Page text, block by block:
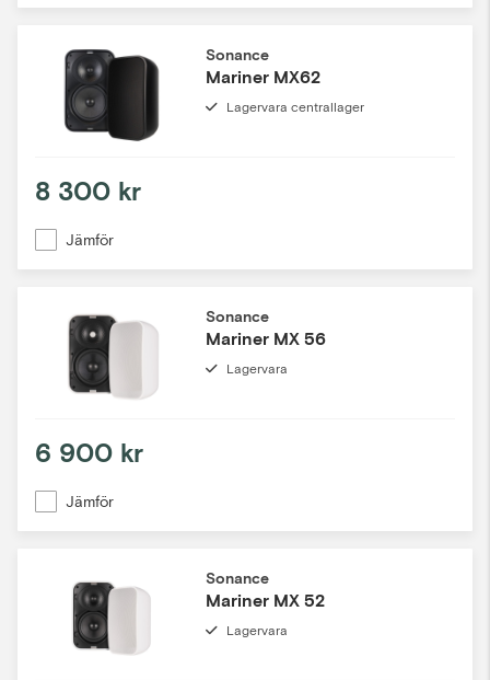
Sonance
Mariner MX62
Lagervara centrallager
8 300 kr
Jämför
Sonance
Mariner MX 56
Lagervara
6 900 kr
Jämför
Sonance
Mariner MX 52
Lagervara